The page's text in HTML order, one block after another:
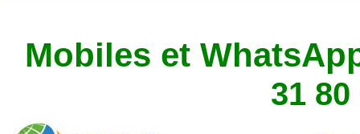
Mobiles et
31 80